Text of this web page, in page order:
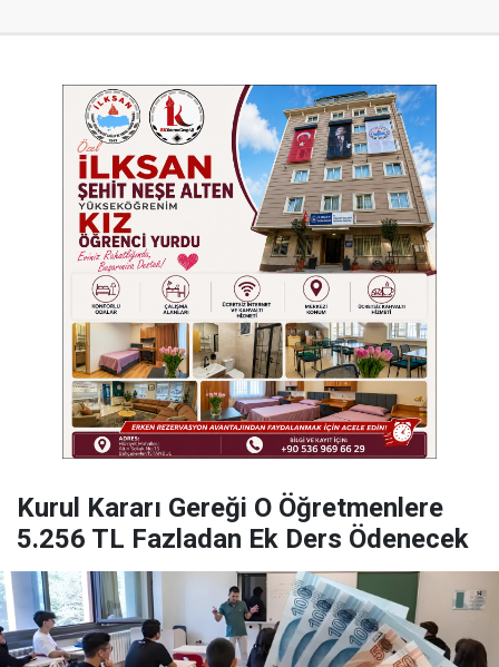
Kurul Kararı Gereği O Öğretmenlere
5.256 TL Fazladan Ek Ders Ödenecek